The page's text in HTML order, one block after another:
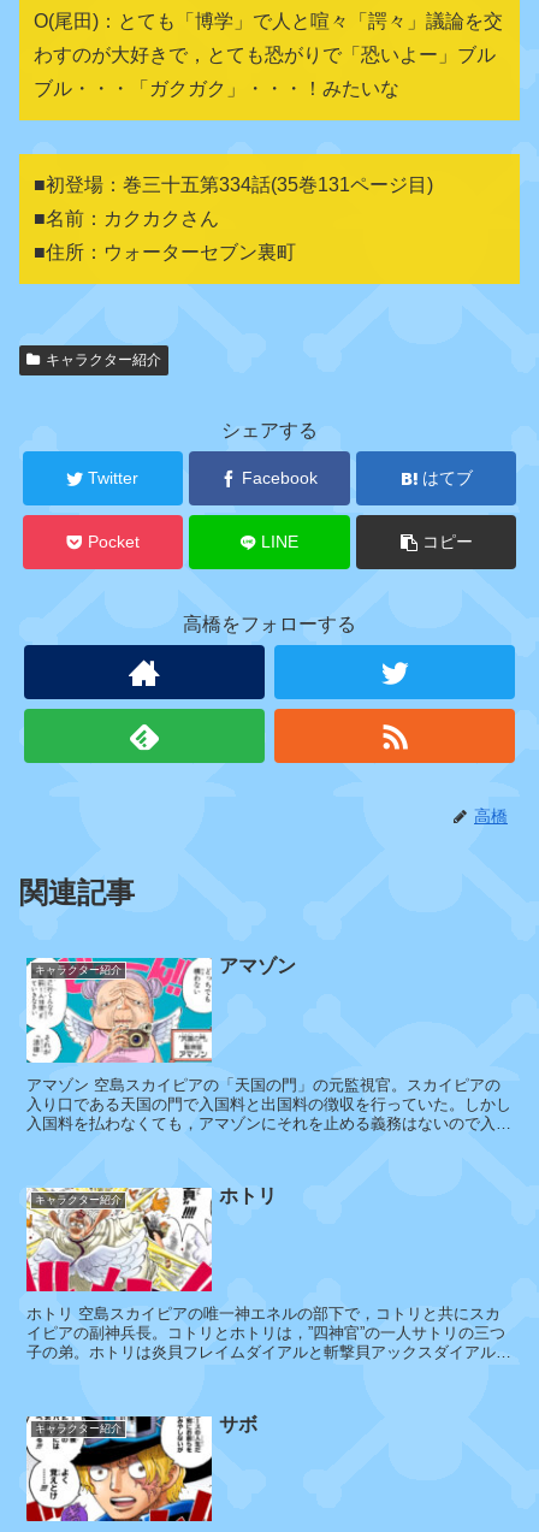
O(尾田)：とても「博学」で人と喧々「諤々」議論を交
わすのが大好きで，とても恐がりで「恐いよー」ブル
ブル・・・「ガクガク」・・・！みたいな
■初登場：巻三十五第334話(35巻131ページ目)
■名前：カクカクさん
■住所：ウォーターセブン裏町
関
ャ
ー
ー
ガ
ー
ラ
カ
ン
パ
ア
イ
ス
バ
パ
ウ
キャラクター紹介
シェアする
Twitter Facebook はてブ
Pocket LINE コピー
高橋をフォローする
高橋
関連記事
キャラクター紹介 アマゾン
アマゾン 空島スカイピアの「天国の門」の元監視官。スカイピアの
入り口である天国の門で入国料と出国料の徴収を行っていた。しかし
入国料を払わなくても，アマゾンにそれを止める義務はないので入国
キャラクター紹介 ホトリ
ホトリ 空島スカイピアの唯一神エネルの部下で，コトリと共にスカ
イピアの副神兵長。コトリとホトリは，”四神官”の一人サトリの三つ
子の弟。ホトリは炎貝フレイムダイアルと斬撃貝アックスダイアル，
キャラクター紹介 サボ